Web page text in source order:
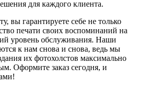
для каждого клиента.
вы гарантируете себе не только
печати своих воспоминаний на
уровень обслуживания. Наши
к нам снова и снова, ведь мы
их фотохолстов максимально
Оформите заказ сегодня, и